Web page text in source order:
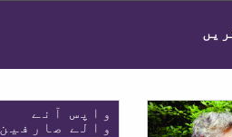
واپس آنے
والے صارفین